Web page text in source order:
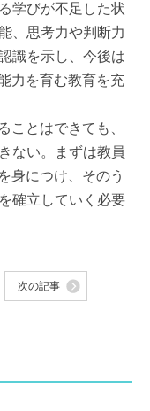
学びが不足した状
、思考力や判断力
識を示し、今後は
力を育む教育を充
ことはできても、
ない。まずは教員
身につけ、そのう
確立していく必要
次の記事